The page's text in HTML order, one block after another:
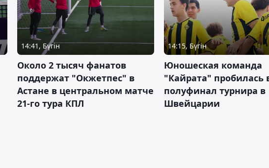
14:41, Бүгін
Около 2 тысяч фанатов
поддержат "Окжетпес" в
Астане в центральном матче
21-го тура КПЛ
14:15, Бүгін
Юношеская команда
"Кайрата" пробилась
полуфинал турнира в
Швейцарии